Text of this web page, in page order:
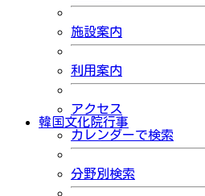
施設案内
利用案内
アクセス
韓国文化院行事
カレンダーで検索
分野別検索